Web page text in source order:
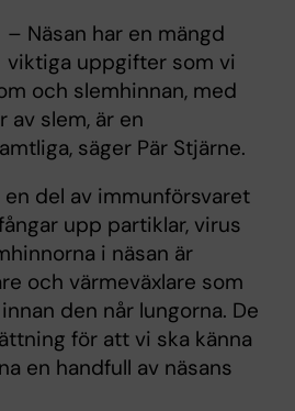
– Näsan har en mängd
viktiga uppgifter som vi
och slemhinnan, med
av slem, är en
säger Pär Stjärne.
en del av immunförsvaret
upp partiklar, virus
i näsan är
och värmeväxlare som
den når lungorna. De
för att vi ska känna
en handfull av näsans